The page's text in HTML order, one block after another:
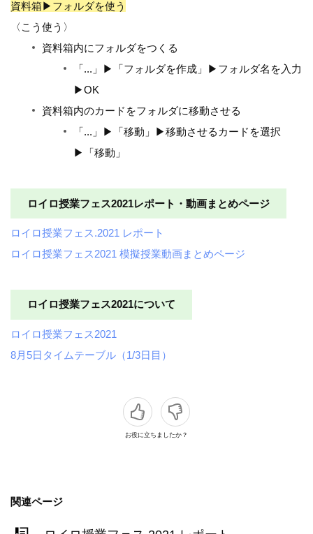
資料箱▶フォルダを使う
〈こう使う〉
資料箱内にフォルダをつくる
「...」▶「フォルダを作成」▶フォルダ名を入力
▶OK
資料箱内のカードをフォルダに移動させる
「...」▶「移動」▶移動させるカードを選択
▶「移動」
ロイロ授業フェス2021レポート・動画まとめページ
ロイロ授業フェス.2021 レポート
ロイロ授業フェス2021 模擬授業動画まとめページ
ロイロ授業フェス2021について
ロイロ授業フェス2021
8月5日タイムテーブル（1/3日目）
お役に立ちましたか？
関連ページ